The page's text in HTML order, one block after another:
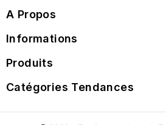
A Propos
Informations
Produits
Catégories Tendances